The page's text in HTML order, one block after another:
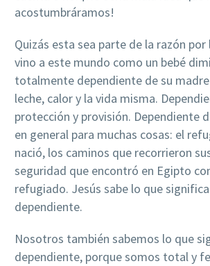
acostumbráramos!
Quizás esta sea parte de la razón por
vino a este mundo como un bebé
totalmente dependiente de su
leche, calor y la vida misma.
protección y provisión. Dependiente
en general para muchas cosas: el
nació, los caminos que recorrieron
seguridad que encontró en Egipto
refugiado. Jesús sabe lo que
dependiente.
Nosotros también sabemos lo que
dependiente, porque somos total y